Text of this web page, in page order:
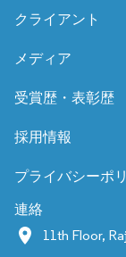
クライアント
メディア
受賞歴・表彰歴
採用情報
プライバシーポ
連絡
11th Floor,